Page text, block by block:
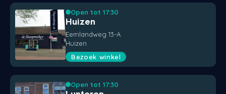
Open tot 17:30
Huizen
Eemlandweg 13-A
Huizen
Bezoek winkel
Open tot 17:30